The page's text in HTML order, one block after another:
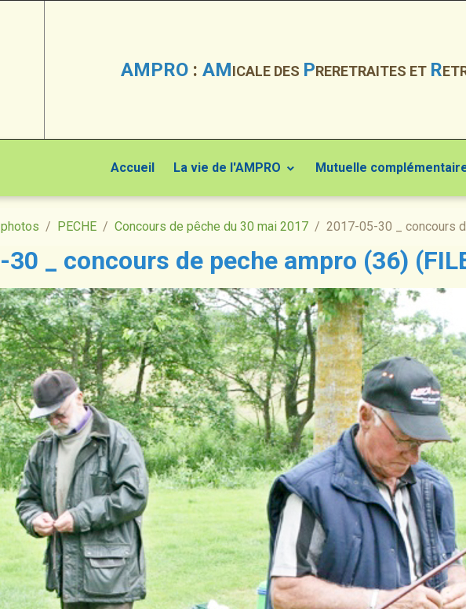
AMPRO : AMICALE DES PRERETRAITES ET R
Accueil La vie de l'AMPRO Mutuelle
PECHE Concours de pêche du 30 mai 2017 2017-05-30 _ concours
_ concours de peche ampro (36)